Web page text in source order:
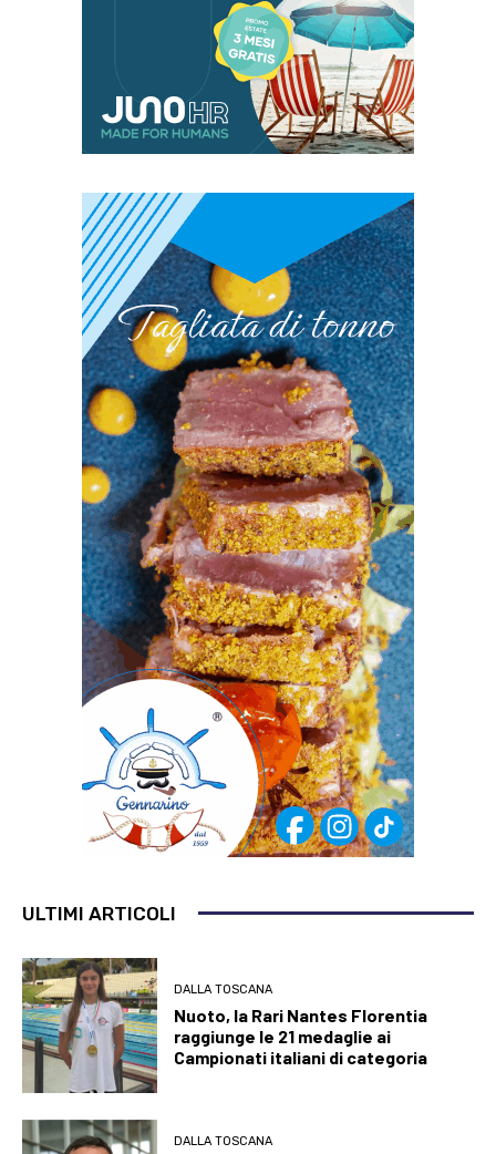
ULTIMI ARTICOLI
DALLA TOSCANA
Nuoto, la Rari Nantes Florentia
raggiunge le 21 medaglie ai
Campionati italiani di categoria
DALLA TOSCANA